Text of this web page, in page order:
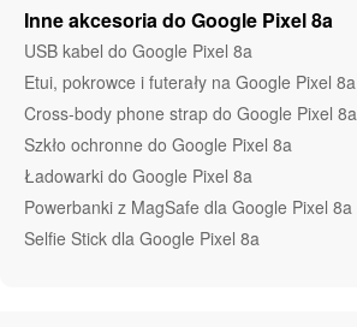
Inne akcesoria do Google Pixel 8a
USB kabel do Google Pixel 8a
Etui, pokrowce i futerały na Google Pixel 8a
Cross-body phone strap do Google Pixel 8a
Szkło ochronne do Google Pixel 8a
Ładowarki do Google Pixel 8a
Powerbanki z MagSafe dla Google Pixel 8a
Selfie Stick dla Google Pixel 8a